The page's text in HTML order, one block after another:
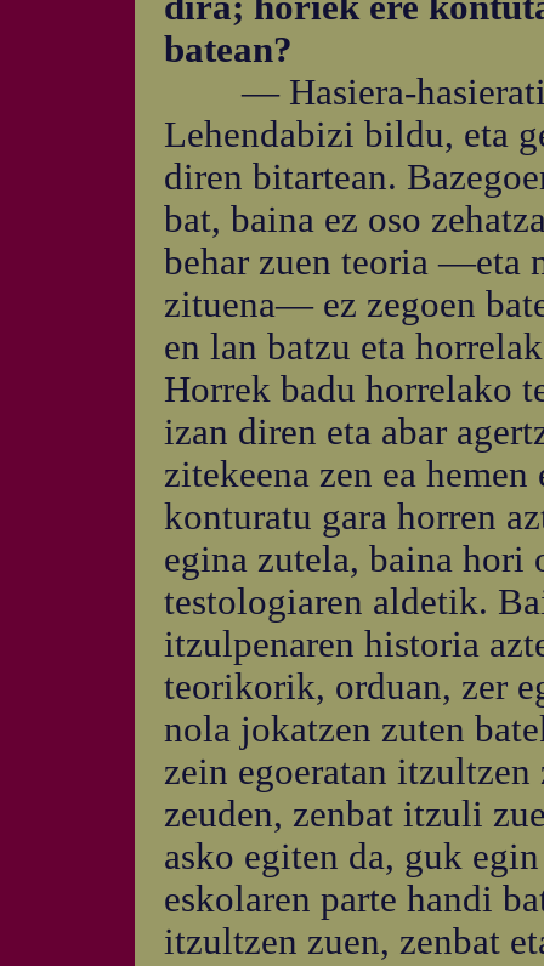
batean?
— Hasiera-hasieratik
Lehendabizi bildu, eta
diren bitartean.
bat, baina ez oso
behar zuen teoria —eta
zituena— ez zegoen
en lan batzu eta
Horrek badu horrelako
izan diren eta abar
zitekeena zen ea
konturatu gara horren
egina zutela, baina hori
testologiaren aldetik.
itzulpenaren historia
teorikorik, orduan, zer
nola jokatzen zuten
zein egoeratan
zeuden, zenbat itzuli
asko egiten da, guk
eskolaren parte handi
itzultzen zuen, zenbat